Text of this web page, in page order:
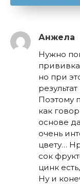
Анжела
Нужно
но при
Поэтому
как
основе
очень
цвету…
сок
цинк
Ну и